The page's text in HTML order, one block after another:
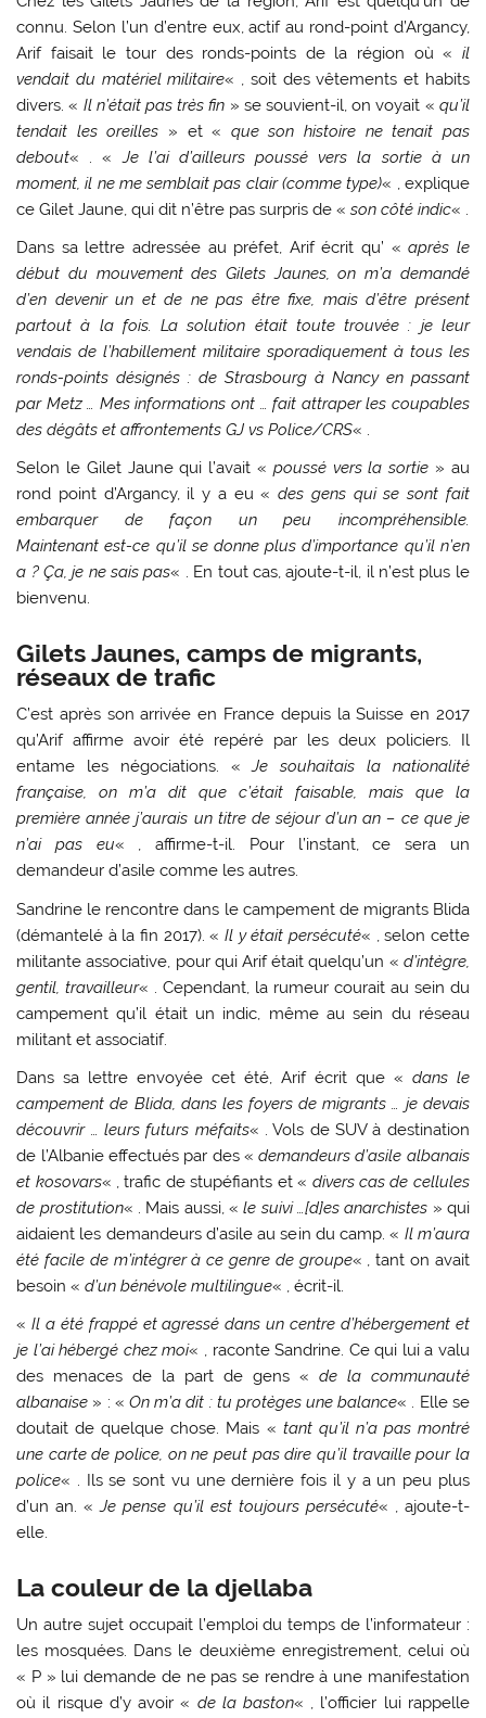
connu. Selon l’un d’entre eux, actif au rond-point d’Argancy,
Arif faisait le tour des ronds-points de la région où « il
vendait du matériel militaire« , soit des vêtements et habits
divers. « Il n’était pas très fin » se souvient-il, on voyait « qu’il
tendait les oreilles » et « que son histoire ne tenait pas
debout« . «Je l’ai d’ailleurs poussé vers la sortie à un
moment, il ne me semblait pas clair (comme type)« , explique
ce Gilet Jaune, qui dit n’être pas surpris de «son côté indic« .
Dans sa lettre adressée au préfet, Arif écrit qu’ «après le
début du mouvement des Gilets Jaunes, on m’a demandé
d’en devenir un et de ne pas être fixe, mais d’être présent
partout à la fois. La solution était toute trouvée : je leur
vendais de l’habillement militaire sporadiquement à tous les
ronds-points désignés : de Strasbourg à Nancy en passant
par Metz … Mes informations ont … fait attraper les coupables
des dégâts et affrontements GJ vs Police/CRS« .
Selon le Gilet Jaune qui l’avait « poussé vers la sortie » au
rond point d’Argancy, il y a eu «des gens qui se sont fait
embarquer de façon un peu incompréhensible.
Maintenant est-ce qu’il se donne plus d’importance qu’il n’en
a ? Ça, je ne sais pas« . En tout cas, ajoute-t-il, il n’est plus le
bienvenu.
Gilets Jaunes, camps de migrants,
réseaux de trafic
C’est après son arrivée en France depuis la Suisse en 2017
qu’Arif affirme avoir été repéré par les deux policiers. Il
entame les négociations. «Je souhaitais la nationalité
française, on m’a dit que c’était faisable, mais que la
première année j’aurais un titre de séjour d’un an – ce que je
n’ai pas eu« , affirme-t-il. Pour l’instant, ce sera un
demandeur d’asile comme les autres.
Sandrine le rencontre dans le campement de migrants Blida
(démantelé à la fin 2017). « Il y était persécuté« , selon cette
militante associative, pour qui Arif était quelqu’un « d’intègre,
gentil, travailleur« . Cependant, la rumeur courait au sein du
campement qu’il était un indic, même au sein du réseau
militant et associatif.
Dans sa lettre envoyée cet été, Arif écrit que « dans le
campement de Blida, dans les foyers de migrants … je devais
découvrir … leurs futurs méfaits« . Vols de SUV à destination
de l’Albanie effectués par des «demandeurs d’asile albanais
et kosovars« , trafic de stupéfiants et « divers cas de cellules
de prostitution« . Mais aussi, «le suivi …[d]es anarchistes » qui
aidaient les demandeurs d’asile au sein du camp. « Il m’aura
été facile de m’intégrer à ce genre de groupe« , tant on avait
besoin «d’un bénévole multilingue« , écrit-il.
«Il a été frappé et agressé dans un centre d’hébergement et
je l’ai hébergé chez moi« , raconte Sandrine. Ce qui lui a valu
des menaces de la part de gens « de la communauté
albanaise » : « On m’a dit : tu protèges une balance« . Elle se
doutait de quelque chose. Mais « tant qu’il n’a pas montré
une carte de police, on ne peut pas dire qu’il travaille pour la
police« . Ils se sont vu une dernière fois il y a un peu plus
d’un an. «Je pense qu’il est toujours persécuté« , ajoute-t-
elle.
La couleur de la djellaba
Un autre sujet occupait l’emploi du temps de l’informateur :
les mosquées. Dans le deuxième enregistrement, celui où
« P » lui demande de ne pas se rendre à une manifestation
où il risque d’y avoir « de la baston« , l’officier lui rappelle